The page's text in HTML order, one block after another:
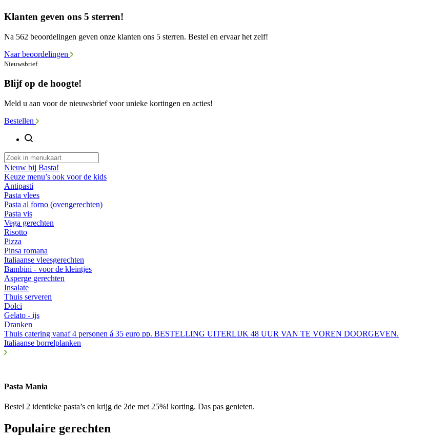
Klanten geven ons 5 sterren!
Na 562 beoordelingen geven onze klanten ons 5 sterren. Bestel en ervaar het zelf!
Naar beoordelingen
Nieuwsbrief
Blijf op de hoogte!
Meld u aan voor de nieuwsbrief voor unieke kortingen en acties!
Bestellen
Nieuw bij Basta!
Keuze menu’s ook voor de kids
Antipasti
Pasta vlees
Pasta al forno (ovengerechten)
Pasta vis
Vega gerechten
Risotto
Pizza
Pinsa romana
Italiaanse vleesgerechten
Bambini - voor de kleintjes
Asperge gerechten
Insalate
Thuis serveren
Dolci
Gelato - ijs
Dranken
Thuis catering vanaf 4 personen á 35 euro pp. BESTELLING UITERLIJK 48 UUR VAN TE VOREN DOORGEVEN.
Italiaanse borrelplanken
Pasta Mania
Bestel 2 identieke pasta’s en krijg de 2de met 25%! korting. Das pas genieten.
Populaire gerechten